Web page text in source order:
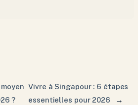
?
Vivre à Singapour : 6 étapes
essentielles pour 2026
→